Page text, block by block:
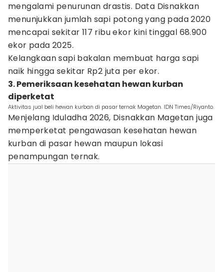
mengalami penurunan drastis. Data Disnakkan
menunjukkan jumlah sapi potong yang pada 2020
mencapai sekitar 117 ribu ekor kini tinggal 68.900
ekor pada 2025.
Kelangkaan sapi bakalan membuat harga sapi
naik hingga sekitar Rp2 juta per ekor.
3. Pemeriksaan kesehatan hewan kurban
diperketat
Aktivitas jual beli hewan kurban di pasar ternak Magetan. IDN Times/Riyanto.
Menjelang Iduladha 2026, Disnakkan Magetan juga
memperketat pengawasan kesehatan hewan
kurban di pasar hewan maupun lokasi
penampungan ternak.